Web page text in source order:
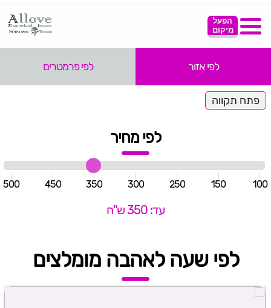
הפעל
מיקום
לפי אזור לפי פרמטרים
פתח תקווה
לפי מחיר
100
150
250
300
350
450
500
עד: 350 ש"ח
לפי שעה לאהבה מומלצים